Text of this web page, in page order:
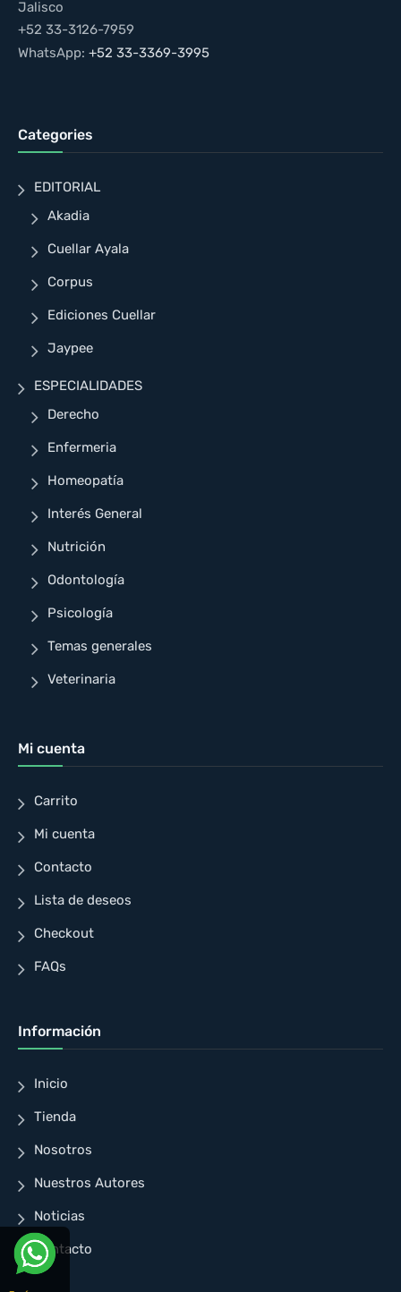
Jalisco
+52 33-3126-7959
WhatsApp: +52 33-3369-3995
Categories
EDITORIAL
Akadia
Cuellar Ayala
Corpus
Ediciones Cuellar
Jaypee
ESPECIALIDADES
Derecho
Enfermeria
Homeopatía
Interés General
Nutrición
Odontología
Psicología
Temas generales
Veterinaria
Mi cuenta
Carrito
Mi cuenta
Contacto
Lista de deseos
Checkout
FAQs
Información
Inicio
Tienda
Nosotros
Nuestros Autores
Noticias
Contacto